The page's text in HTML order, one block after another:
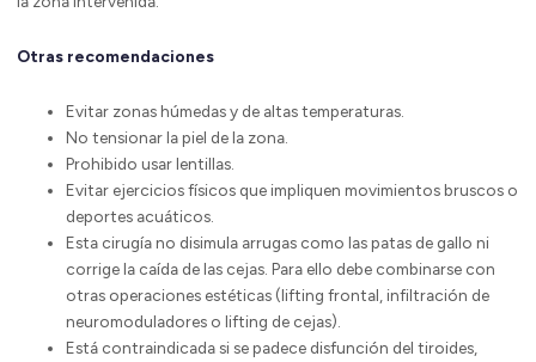
Otras recomendaciones
Evitar zonas húmedas y de altas temperaturas.
No tensionar la piel de la zona.
Prohibido usar lentillas.
Evitar ejercicios físicos que impliquen movimientos bruscos o
deportes acuáticos.
Esta cirugía no disimula arrugas como las patas de gallo ni
corrige la caída de las cejas. Para ello debe combinarse con
otras operaciones estéticas (lifting frontal, infiltración de
neuromoduladores o lifting de cejas).
Está contraindicada si se padece disfunción del tiroides,